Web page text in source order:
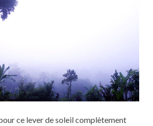
ce lever de soleil complètement